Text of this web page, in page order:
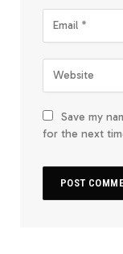
Save my
for the next